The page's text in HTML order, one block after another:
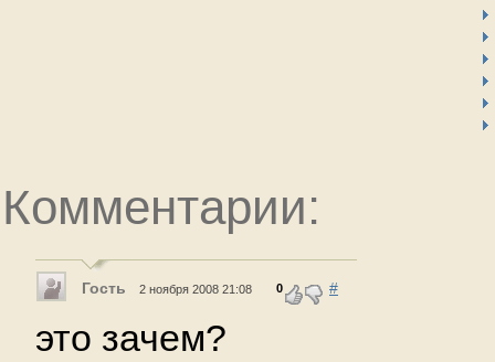
Комментарии:
Гость 2 ноября 2008 21:08 0 #
это зачем?